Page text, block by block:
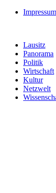
Impressum
Lausitz
Panorama
Politik
Wirtschaft
Kultur
Netzwelt